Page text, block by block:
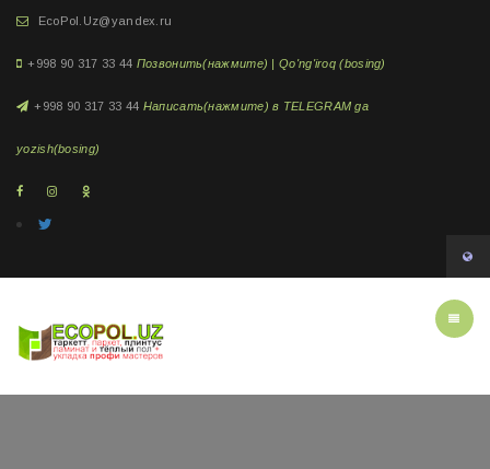
EcoPol.Uz@yandex.ru
+998 90 317 33 44 Позвонить(нажмите) | Qo'ng'iroq (bosing)
+998 90 317 33 44 Написать(нажмите) в TELEGRAM ga
yozish(bosing)